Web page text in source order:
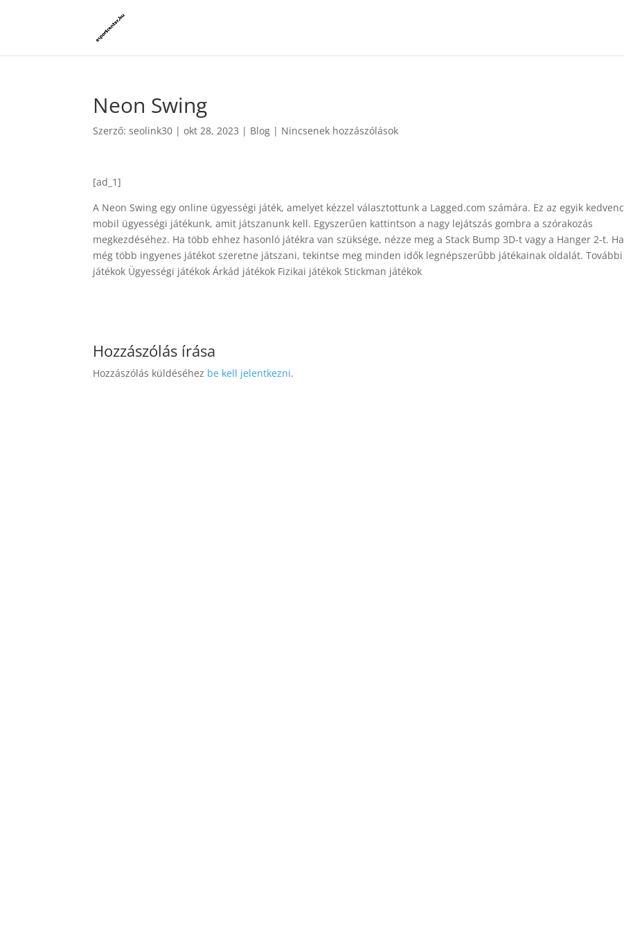
Neon Swing
Szerző:seolink30 |okt 28, 2023 | Blog | Nincsenek hozzászólások
[ad_1]
A Neon Swing egy online ügyességi játék, amelyet kézzel választottunk a Lagged.com számára. Ez az egyik kedvenc
mobil ügyességi játékunk, amit játszanunk kell. Egyszerűen kattintson a nagy lejátszás gombra a szórakozás
megkezdéséhez. Ha több ehhez hasonló játékra van szüksége, nézze meg a Stack Bump 3D-t vagy a Hanger 2-t. Ha
még több ingyenes játékot szeretne játszani, tekintse meg minden idők legnépszerűbb játékainak oldalát. További
játékok Ügyességi játékok Árkád játékok Fizikai játékok Stickman játékok
Hozzászólás írása
Hozzászólás küldéséhez be kell jelentkezni.